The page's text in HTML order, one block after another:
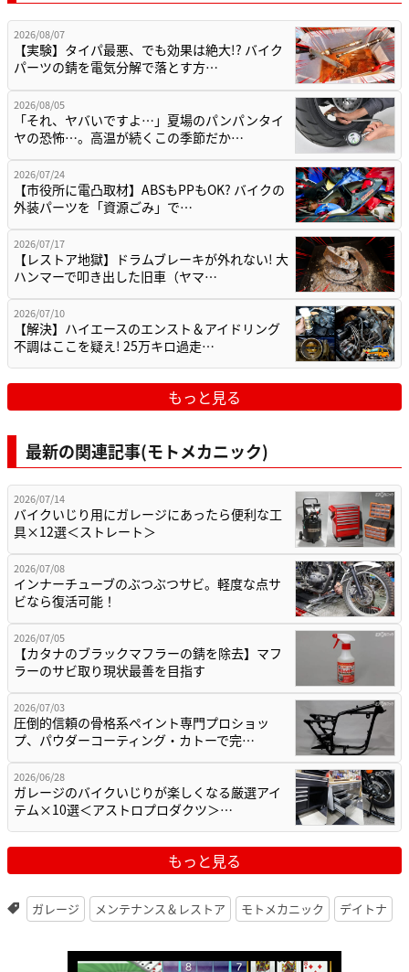
2026/08/07
【実験】タイパ最悪、でも効果は絶大!? バイク
パーツの錆を電気分解で落とす方…
2026/08/05
「それ、ヤバいですよ…」夏場のパンパンタイ
ヤの恐怖…。高温が続くこの季節だか…
2026/07/24
【市役所に電凸取材】ABSもPPもOK? バイクの
外装パーツを「資源ごみ」で…
2026/07/17
【レストア地獄】ドラムブレーキが外れない! 大
ハンマーで叩き出した旧車（ヤマ…
2026/07/10
【解決】ハイエースのエンスト＆アイドリング
不調はここを疑え! 25万キロ過走…
もっと見る
最新の関連記事(モトメカニック)
2026/07/14
バイクいじり用にガレージにあったら便利な工
具×12選＜ストレート＞
2026/07/08
インナーチューブのぶつぶつサビ。軽度な点サ
ビなら復活可能！
2026/07/05
【カタナのブラックマフラーの錆を除去】マフ
ラーのサビ取り現状最善を目指す
2026/07/03
圧倒的信頼の骨格系ペイント専門プロショッ
プ、パウダーコーティング・カトーで完…
2026/06/28
ガレージのバイクいじりが楽しくなる厳選アイ
テム×10選＜アストロプロダクツ＞…
もっと見る
ガレージ メンテナンス＆レストア モトメカニック デイトナ